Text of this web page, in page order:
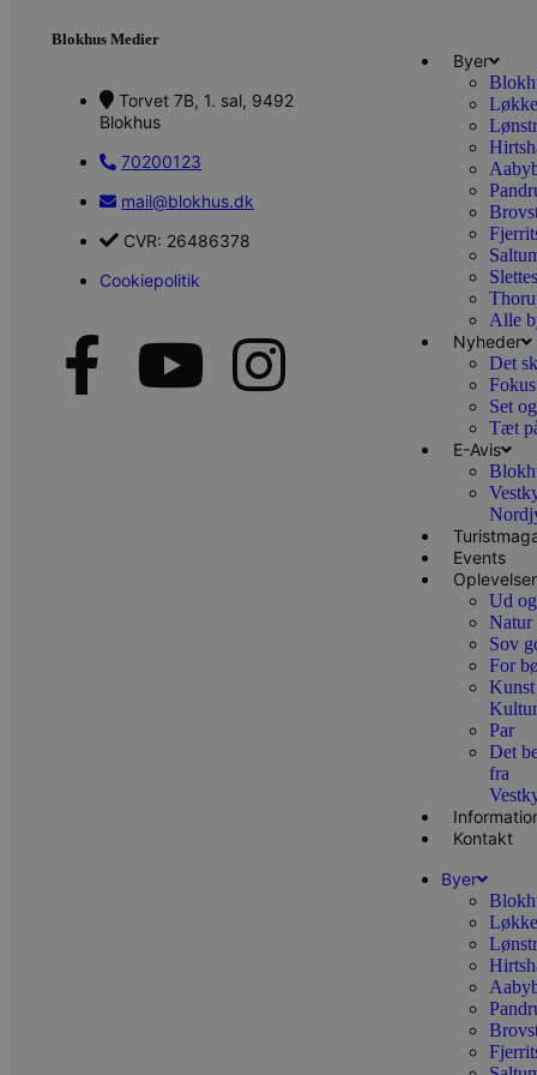
Blokhus Medier
Torvet 7B, 1. sal, 9492
Blokhus
70200123
mail@blokhus.dk
CVR: 26486378
Cookiepolitik
Byer
Alle
Nyheder
Det
Set
Tæt
E-Avis
Events
Oplevelser
Ud
Natur
Sov
For
Kunst
Kultur
Par
Det
fra
Kontakt
Byer
CookieScriptConsent
pys_start_session
pys_landing_page
now-
_ga_PJR83J7HYC
pysTrafficSource
ROLLOUT_TOKEN
_gat_gtag_UA_74178830_1
VISITOR_INFO1_LIVE
Udbyder/
Domæne